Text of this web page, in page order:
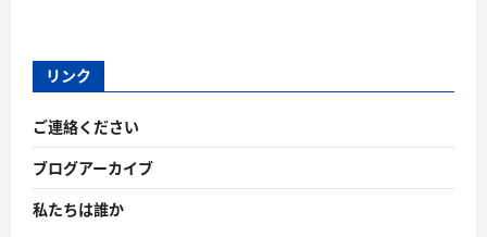
リンク
ご連絡ください
ブログアーカイブ
私たちは誰か